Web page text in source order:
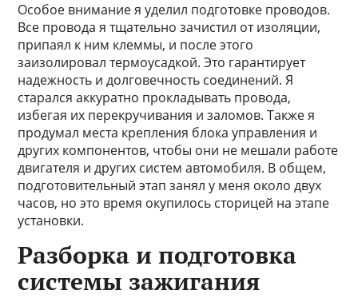
Особое внимание я уделил подготовке проводов.
Все провода я тщательно зачистил от изоляции,
припаял к ним клеммы, и после этого
заизолировал термоусадкой. Это гарантирует
надежность и долговечность соединений. Я
старался аккуратно прокладывать провода,
избегая их перекручивания и заломов. Также я
продумал места крепления блока управления и
других компонентов, чтобы они не мешали работе
двигателя и других систем автомобиля. В общем,
подготовительный этап занял у меня около двух
часов, но это время окупилось сторицей на этапе
установки.
Разборка и подготовка
системы зажигания